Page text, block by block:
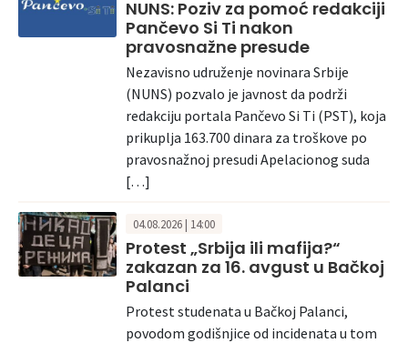
NUNS: Poziv za pomoć redakciji
Pančevo Si Ti nakon
pravosnažne presude
Nezavisno udruženje novinara Srbije
(NUNS) pozvalo je javnost da podrži
redakciju portala Pančevo Si Ti (PST), koja
prikuplja 163.700 dinara za troškove po
pravosnažnoj presudi Apelacionog suda
[…]
04.08.2026 | 14:00
Protest „Srbija ili mafija?“
zakazan za 16. avgust u Bačkoj
Palanci
Protest studenata u Bačkoj Palanci,
povodom godišnjice od incidenata u tom